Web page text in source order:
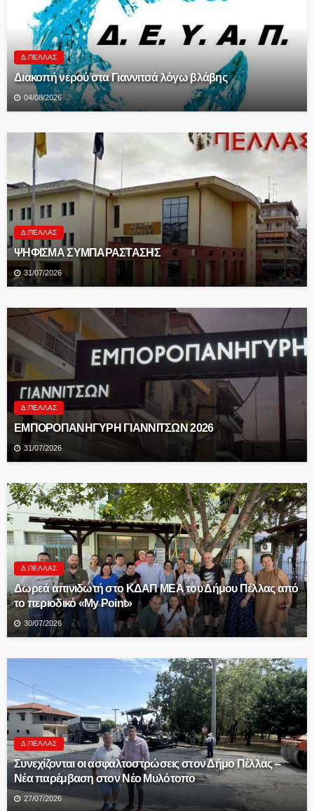
Δ.ΠΈΛΛΑΣ
Διακοπή νερού στα Γιαννιτσά λόγω βλάβης
04/08/2026
Δ.ΠΈΛΛΑΣ
ΨΗΦΙΣΜΑ ΣΥΜΠΑΡΑΣΤΑΣΗΣ
31/07/2026
Δ.ΠΈΛΛΑΣ
ΕΜΠΟΡΟΠΑΝΗΓΥΡΗ ΓΙΑΝΝΙΤΣΩΝ 2026
31/07/2026
Δ.ΠΈΛΛΑΣ
Δωρεά απινιδωτή στο ΚΔΑΠ ΜΕΑ του Δήμου Πέλλας από
το περιοδικό «My Point»
30/07/2026
Δ.ΠΈΛΛΑΣ
Συνεχίζονται οι ασφαλτοστρώσεις στον Δήμο Πέλλας –
Νέα παρέμβαση στον Νέο Μυλότοπο
27/07/2026